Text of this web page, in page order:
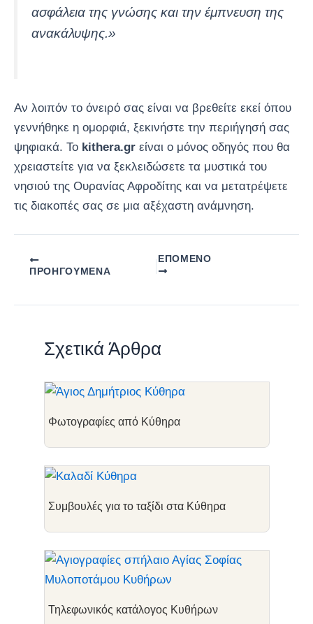
ασφάλεια της γνώσης και την έμπνευση της
ανακάλυψης.»
Αν λοιπόν το όνειρό σας είναι να βρεθείτε εκεί όπου
γεννήθηκε η ομορφιά, ξεκινήστε την περιήγησή σας
ψηφιακά. Το kithera.gr είναι ο μόνος οδηγός που θα
χρειαστείτε για να ξεκλειδώσετε τα μυστικά του
νησιού της Ουρανίας Αφροδίτης και να μετατρέψετε
τις διακοπές σας σε μια αξέχαστη ανάμνηση.
ΠΡΟΗΓΟΎΜΕΝΑ
ΕΠΌΜΕΝΟ
Σχετικά Άρθρα
Φωτογραφίες από Κύθηρα
Συμβουλές για το ταξίδι στα Κύθηρα
Τηλεφωνικός κατάλογος Κυθήρων